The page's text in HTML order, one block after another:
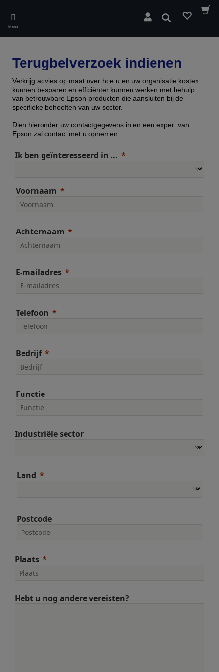
main
content
Menu
Zoeken
Terugbelverzoek indienen
Verkrijg advies op maat over hoe u en uw organisatie kosten
kunnen besparen en efficiënter kunnen werken met behulp
van betrouwbare Epson-producten die aansluiten bij de
specifieke behoeften van uw sector.
Dien hieronder uw contactgegevens in en een expert van
Epson zal contact met u opnemen:
Ik ben geïnteresseerd in ...
Voornaam
Achternaam
E-mailadres
Telefoon
Bedrijf
Functie
Industriële sector
Land
Postcode
Plaats
Hebt u nog andere vereisten?